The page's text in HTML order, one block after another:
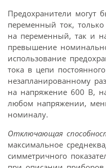
Предохранители могут
переменный ток,
на переменный, так и
превышение
использование
тока в цепи
незапланированному
на напряжение 600 В,
любом напряжении,
номиналу.
Отключающая
максимальное
симметричного